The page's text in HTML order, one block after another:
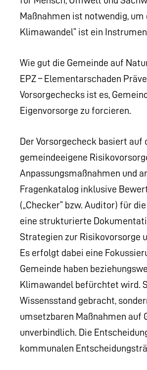
Maßnahmen ist notwendig,
Klimawandel“ ist ein
Wie gut die Gemeinde auf
EPZ – Elementarschaden
Vorsorgechecks ist es,
Eigenvorsorge zu forcieren.
Der Vorsorgecheck basiert
gemeindeeigene
Anpassungsmaßnahmen und
Fragenkatalog inklusive
(„Checker“ bzw. Auditor) für
eine strukturierte
Strategien zur Risikovorsorge
Es erfolgt dabei eine
Gemeinde haben
Klimawandel befürchtet wird.
Wissensstand gebracht,
umsetzbaren Maßnahmen auf
unverbindlich. Die
kommunalen